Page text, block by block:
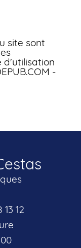
site sont
d'utilisation
-
12